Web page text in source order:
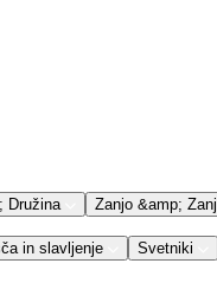
Družina Zanjo &amp; Zanj
in slavljenje Svetniki